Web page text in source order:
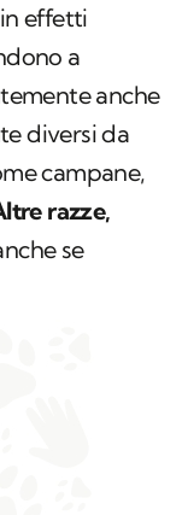
effetti
a
anche
diversi da
campane,
razze,
se